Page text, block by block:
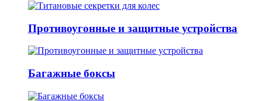
Противоугонные и защитные устройства
Багажные боксы